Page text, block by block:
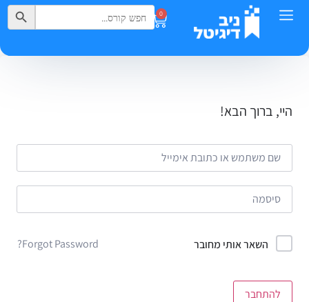
0
Search
for:
Search Button
היי, ברוך הבא!
השאר אותי מחובר Forgot Password?
להתחבר